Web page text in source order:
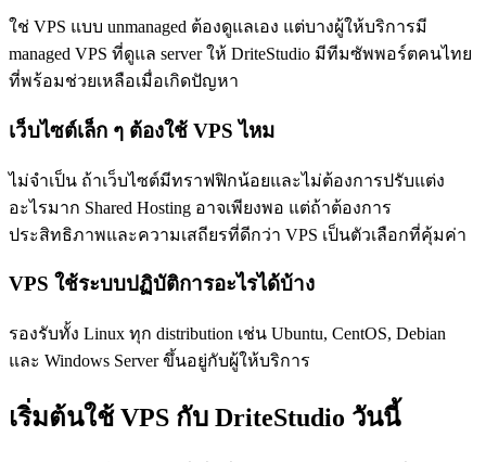
ใช่ VPS แบบ unmanaged ต้องดูแลเอง แต่บางผู้ให้บริการมี
managed VPS ที่ดูแล server ให้ DriteStudio มีทีมซัพพอร์ตคนไทย
ที่พร้อมช่วยเหลือเมื่อเกิดปัญหา
เว็บไซต์เล็ก ๆ ต้องใช้ VPS ไหม
ไม่จำเป็น ถ้าเว็บไซต์มีทราฟฟิกน้อยและไม่ต้องการปรับแต่ง
อะไรมาก Shared Hosting อาจเพียงพอ แต่ถ้าต้องการ
ประสิทธิภาพและความเสถียรที่ดีกว่า VPS เป็นตัวเลือกที่คุ้มค่า
VPS ใช้ระบบปฏิบัติการอะไรได้บ้าง
รองรับทั้ง Linux ทุก distribution เช่น Ubuntu, CentOS, Debian
และ Windows Server ขึ้นอยู่กับผู้ให้บริการ
เริ่มต้นใช้ VPS กับ DriteStudio วันนี้